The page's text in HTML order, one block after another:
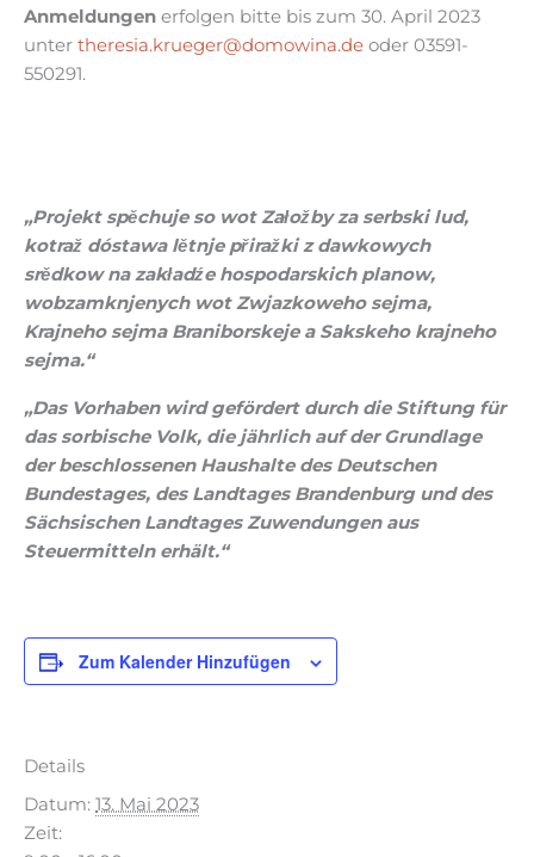
Anmeldungen erfolgen bitte bis zum 30. April 2023
unter theresia.krueger@domowina.de oder 03591-
550291.
„Projekt spěchuje so wot Załožby za serbski lud,
kotraž dóstawa lětnje přiražki z dawkowych
srědkow na zakładźe hospodarskich planow,
wobzamknjenych wot Zwjazkoweho sejma,
Krajneho sejma Braniborskeje a Sakskeho krajneho
sejma.“
„Das Vorhaben wird gefördert durch die Stiftung für
das sorbische Volk, die jährlich auf der Grundlage
der beschlossenen Haushalte des Deutschen
Bundestages, des Landtages Brandenburg und des
Sächsischen Landtages Zuwendungen aus
Steuermitteln erhält.“
Zum Kalender Hinzufügen
Details
Datum: 13. Mai 2023
Zeit: